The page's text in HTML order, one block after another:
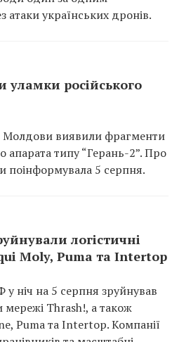
атаки українських дронів.
російського
Молдови виявили фрагменти
апарата типу “Герань-2”. Про
поінформувала 5 серпня.
логістичні
Moly, Puma та Intertop
ніч на 5 серпня зруйнував
мережі Thrash!, а також
Puma та Intertop. Компанії